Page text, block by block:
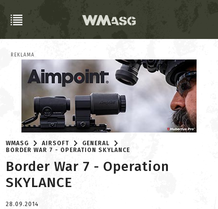
REKLAMA
WMASG AIRSOFT
GENERAL
BORDER WAR 7 - OPERATION SKYLANCE
Border War 7 - Operation
SKYLANCE
28.09.2014